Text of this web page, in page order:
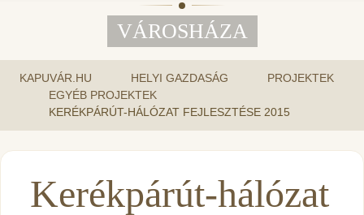
VÁROSHÁZA
KAPUVÁR.HU HELYI GAZDASÁG
PROJEKTEK
EGYÉB PROJEKTEK
KERÉKPÁRÚT-HÁLÓZAT FEJLESZTÉSE 2015
Kerékpárút-hálózat